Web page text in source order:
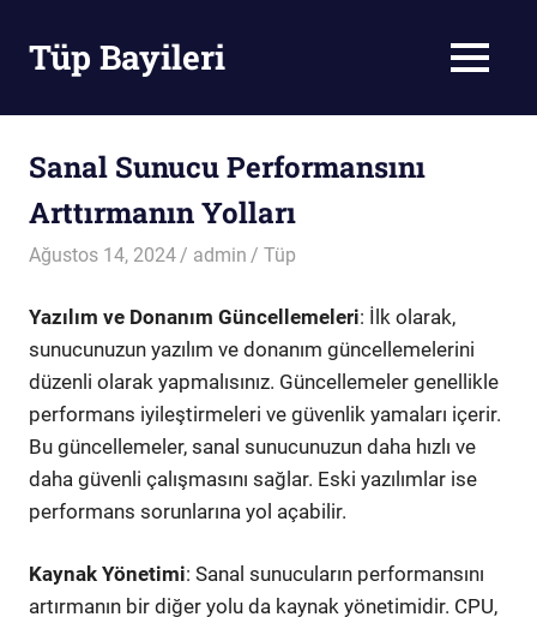
contentTüp Bayileri MENU
Sanal Sunucu Performansını
Arttırmanın Yolları
Ağustos 14, 2024 admin Tüp
Yazılım ve Donanım Güncellemeleri: İlk olarak,
sunucunuzun yazılım ve donanım güncellemelerini
düzenli olarak yapmalısınız. Güncellemeler genellikle
performans iyileştirmeleri ve güvenlik yamaları içerir.
Bu güncellemeler, sanal sunucunuzun daha hızlı ve
daha güvenli çalışmasını sağlar. Eski yazılımlar ise
performans sorunlarına yol açabilir.
Kaynak Yönetimi: Sanal sunucuların performansını
artırmanın bir diğer yolu da kaynak yönetimidir. CPU,